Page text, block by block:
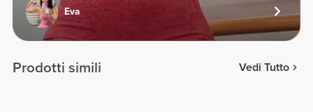
Eva
Prodotti simili Vedi Tutto